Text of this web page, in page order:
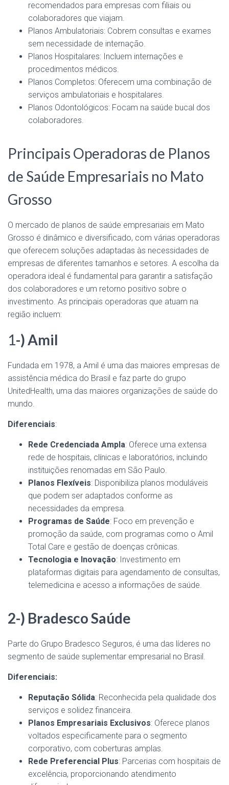
recomendados para empresas com filiais ou
colaboradores que viajam.
Planos Ambulatoriais: Cobrem consultas e exames
sem necessidade de internação.
Planos Hospitalares: Incluem internações e
procedimentos médicos.
Planos Completos: Oferecem uma combinação de
serviços ambulatoriais e hospitalares.
Planos Odontológicos: Focam na saúde bucal dos
colaboradores.
Principais Operadoras de Planos
de Saúde Empresariais no Mato
Grosso
O mercado de planos de saúde empresariais em Mato
Grosso é dinâmico e diversificado, com várias operadoras
que oferecem soluções adaptadas às necessidades de
empresas de diferentes tamanhos e setores. A escolha da
operadora ideal é fundamental para garantir a satisfação
dos colaboradores e um retorno positivo sobre o
investimento. As principais operadoras que atuam na
região incluem:
1-) Amil
Fundada em 1978, a Amil é uma das maiores empresas de
assistência médica do Brasil e faz parte do grupo
UnitedHealth, uma das maiores organizações de saúde do
mundo.
Diferenciais:
Rede Credenciada Ampla: Oferece uma extensa
rede de hospitais, clínicas e laboratórios, incluindo
instituições renomadas em São Paulo.
Planos Flexíveis: Disponibiliza planos moduláveis
que podem ser adaptados conforme as
necessidades da empresa.
Programas de Saúde: Foco em prevenção e
promoção da saúde, com programas como o Amil
Total Care e gestão de doenças crônicas.
Tecnologia e Inovação: Investimento em
plataformas digitais para agendamento de consultas,
telemedicina e acesso a informações de saúde.
2-) Bradesco Saúde
Parte do Grupo Bradesco Seguros, é uma das líderes no
segmento de saúde suplementar empresarial no Brasil.
Diferenciais:
Reputação Sólida: Reconhecida pela qualidade dos
serviços e solidez financeira.
Planos Empresariais Exclusivos: Oferece planos
voltados especificamente para o segmento
corporativo, com coberturas amplas.
Rede Preferencial Plus: Parcerias com hospitais de
excelência, proporcionando atendimento